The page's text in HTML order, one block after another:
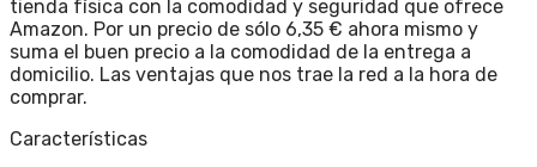
tienda física con la comodidad y seguridad que ofrece
Amazon. Por un precio de sólo 6,35 € ahora mismo y
suma el buen precio a la comodidad de la entrega a
domicilio. Las ventajas que nos trae la red a la hora de
comprar.
Características